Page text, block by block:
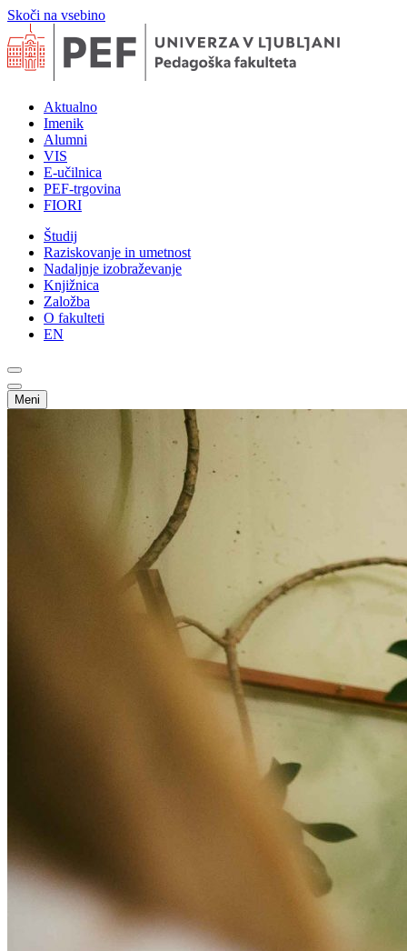
Skoči na vsebino
Aktualno
Imenik
Alumni
VIS
E-učilnica
PEF-trgovina
FIORI
Študij
Raziskovanje in umetnost
Nadaljnje izobraževanje
Knjižnica
Založba
O fakulteti
EN
Meni